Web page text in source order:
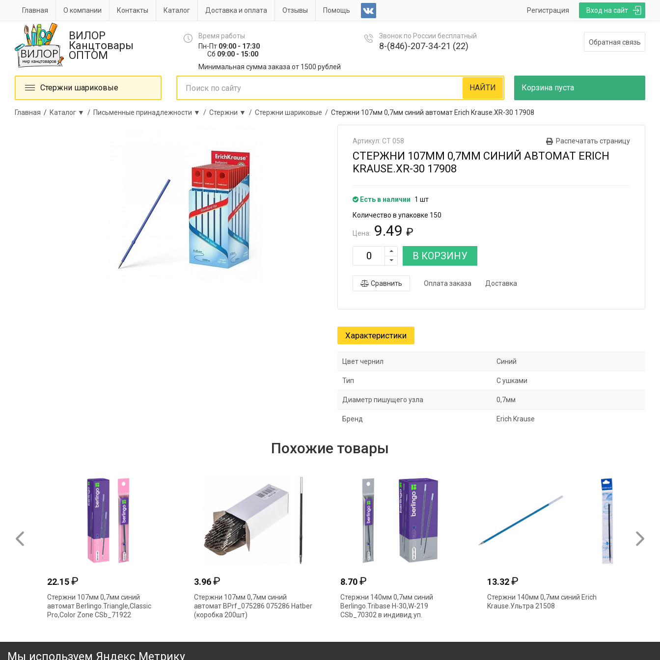
Вход на сайт
Регистрация
Главная О компании Контакты Каталог Доставка и оплата Отзывы Помощь
ВИЛОР
Канцтовары
ОПТОМ
Время работы
Пн-Пт 09:00 - 17:30
Сб 09:00 - 15:00
Минимальная сумма заказа от 1500 рублей
Звонок по России бесплатный
8-(846)-207-34-21 (22) Обратная связь
Стержни шариковые Корзина пуста
НАЙТИ
Главная / Каталог ▼ / Письменные принадлежности ▼ / Стержни ▼ / Стержни шариковые / Стержни 107мм 0,7мм синий автомат Erich Krause.XR-30 17908
Распечатать страницу
Артикул: СТ 058
СТЕРЖНИ 107ММ 0,7ММ СИНИЙ АВТОМАТ ERICH
KRAUSE.XR-30 17908
Есть в наличии
1 шт
Количество в упаковке 150
Цена: 9.49 ₽
В КОРЗИНУ
Сравнить Оплата заказа Доставка
Характеристики
Цвет чернил Синий
Тип С ушками
Диаметр пишущего узла 0,7мм
Бренд Erich Krause
Похожие товары
22.15₽
Стержни 107мм 0,7мм синий
автомат Berlingo.Triangle,Classic
Pro,Color Zone CSb_71922
3.96₽
Стержни 107мм 0,7мм синий
автомат BPrf_075286 075286 Hatber
(коробка 200шт)
8.70₽
Стержни 140мм 0,7мм синий
Berlingo.Tribase H-30,W-219
CSb_70302 в индивид.уп.
13.32₽
Стержни 140мм 0,7мм синий Erich
Krause.Ультра 21508
Мы используем Яндекс Метрику